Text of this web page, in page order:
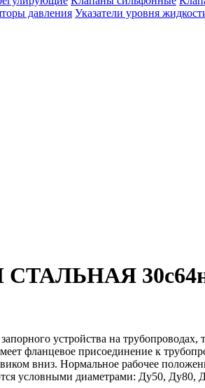
давления Указатели уровня
устройства на
фланцевое присоединение к
вниз. Нормальное рабочее
условными диаметрами: Ду50, Ду80,